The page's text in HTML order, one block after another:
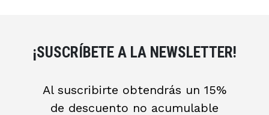
¡SUSCRÍBETE A LA NEWSLETTER!
Al suscribirte obtendrás un 15%
de descuento no acumulable